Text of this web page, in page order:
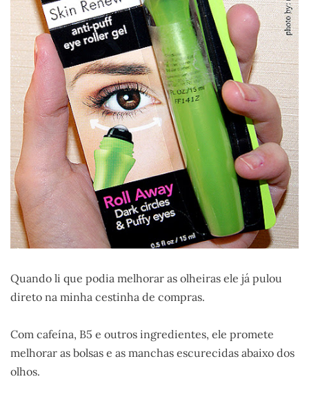
Quando li que podia melhorar as olheiras ele já pulou
direto na minha cestinha de compras.
Com cafeína, B5 e outros ingredientes, ele promete
melhorar as bolsas e as manchas escurecidas abaixo dos
olhos.